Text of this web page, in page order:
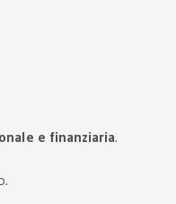
e finanziaria.